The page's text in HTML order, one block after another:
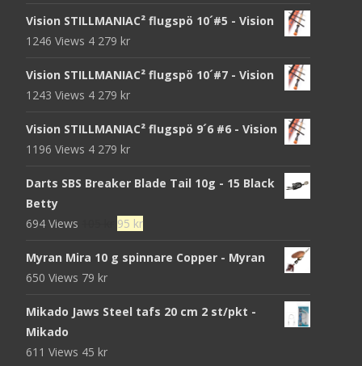
Vision STILLMANIAC² flugspö 10´#5 - Vision
1246 Views 4 279 kr
Vision STILLMANIAC² flugspö 10´#7 - Vision
1243 Views 4 279 kr
Vision STILLMANIAC² flugspö 9´6 #6 - Vision
1196 Views 4 279 kr
Darts SBS Breaker Blade Tail 10g - 15 Black
Betty
694 Views
Det
priset
95 krDet
priset
Myran Mira 10 g spinnare Copper - Myran
650 Views 79 kr
Mikado Jaws Steel tafs 20 cm 2 st/pkt -
Mikado
611 Views 45 kr